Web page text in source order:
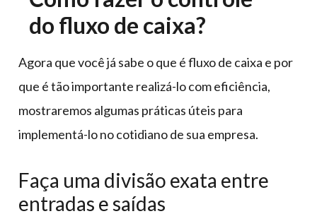
do fluxo de caixa?
Agora que você já sabe o que é fluxo de caixa e por
que é tão importante realizá-lo com eficiência,
mostraremos algumas práticas úteis para
implementá-lo no cotidiano de sua empresa.
Faça uma divisão exata entre
entradas e saídas